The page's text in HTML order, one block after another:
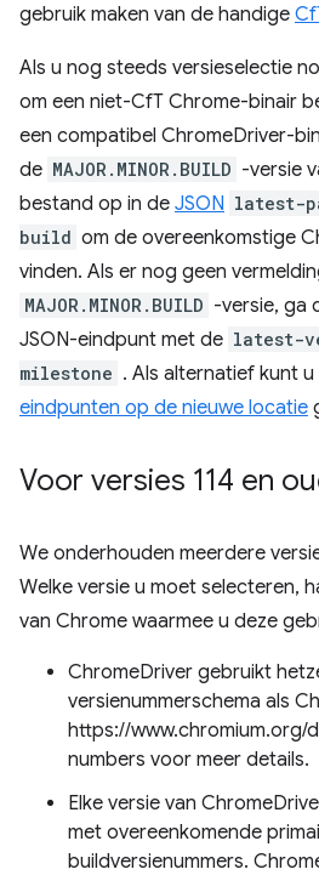
gebruik maken van de handige
Als u nog steeds versieselectie
om een ​​niet-CfT Chrome-binair
een compatibel ChromeDriver-
de MAJOR.MINOR.BUILD -versie
bestand op in de JSON latest-
build om de overeenkomstige
vinden. Als er nog geen
MAJOR.MINOR.BUILD -versie, ga
JSON-eindpunt met de latest-
milestone . Als alternatief kunt u
eindpunten op de nieuwe locatie
Voor versies 114 en
We onderhouden meerdere
Welke versie u moet selecteren,
van Chrome waarmee u deze
ChromeDriver gebruikt
versienummerschema als
https://www.chromium.org/
numbers voor meer details.
Elke versie van
met overeenkomende
buildversienummers.